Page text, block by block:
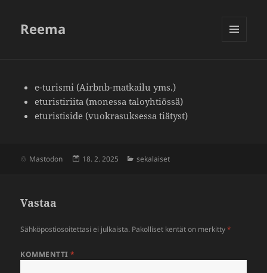
Reema
e-turismi (Airbnb-matkailu yms.)
eturis­ti­riita (monessa talo­yh­tiössä)
eturis­ti­side (vuokra­suk­sessa tiätyst)
Mastodon Julkaistu
18. 2. 2025 Kategoriat
sekalaiset
Vastaa
Sähköpostiosoitettasi ei julkaista. Pakolliset kentät on merkitty*
KOMMENTTI*